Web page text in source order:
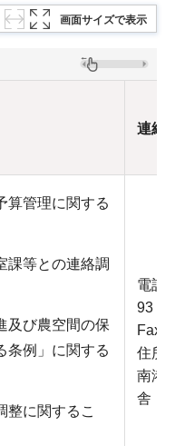
画面サイズで表示
連絡
算管理に関する
課等との連絡調
及び農空間の保
条例」に関する
整に関するこ
電話
93
Fax
住所
南港
舎（